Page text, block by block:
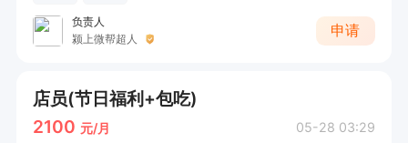
负责人
颍上微帮超人
申请
店员(节日福利+包吃)
2100 元/月 05-28 03:29